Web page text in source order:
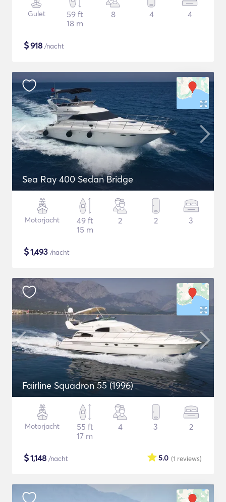
Gulet
59 ft
18 m
8 4 4
$918 /nacht
Sea Ray 400 Sedan Bridge
Motorjacht
49 ft
15 m
2 2 3
$1,493 /nacht
Fairline Squadron 55 (1996)
Motorjacht
55 ft
17 m
4 3 2
$1,148 /nacht (1 reviews)
5.0